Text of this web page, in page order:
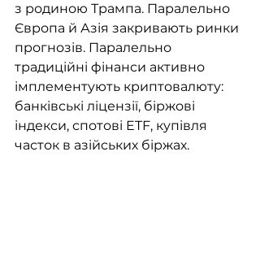
з родиною Трампа. Паралельно
Європа й Азія закривають ринки
прогнозів. Паралельно
традиційні фінанси активно
імплементують криптовалюту:
банківські ліцензії, біржові
індекси, спотові ETF, купівля
часток в азійських біржах.